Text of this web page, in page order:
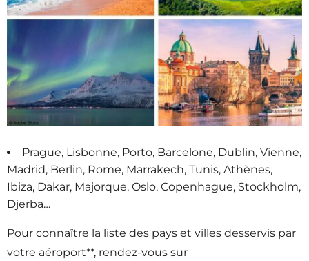
Prague, Lisbonne, Porto, Barcelone, Dublin, Vienne,
Madrid, Berlin, Rome, Marrakech, Tunis, Athènes,
Ibiza, Dakar, Majorque, Oslo, Copenhague, Stockholm,
Djerba…
Pour connaître la liste des pays et villes desservis par
votre aéroport**, rendez-vous sur